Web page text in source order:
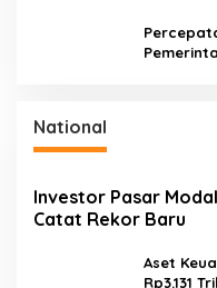
National
Investor Pasar
Catat Rekor Baru
Aset
Rp3.131